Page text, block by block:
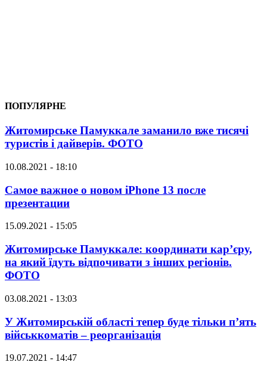
ПОПУЛЯРНЕ
Житомирське Памуккале заманило вже тисячі
туристів і дайверів. ФОТО
10.08.2021 - 18:10
Самое важное о новом iPhone 13 после
презентации
15.09.2021 - 15:05
Житомирське Памуккале: координати кар’єру,
на який їдуть відпочивати з інших регіонів.
ФОТО
03.08.2021 - 13:03
У Житомирській області тепер буде тільки п’ять
військкоматів – реорганізація
19.07.2021 - 14:47